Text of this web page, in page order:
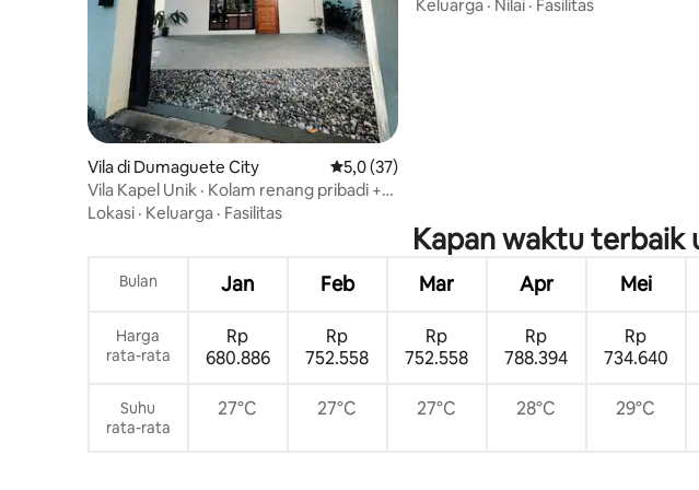
Vila di Dumaguete City Nilai rata-rata 5,0 dari 5, 37 ulasan
5,0 (37)
Vila Kapel Unik · Kolam renang pribadi +
Arkade
Lokasi · Keluarga · Fasilitas
Keluarga · Nilai · Fasilitas
Kapan waktu terbaik
Bulan Jan Feb Mar Apr Mei
Harga
rata-rata
Rp
680.886
Rp
752.558
Rp
752.558
Rp
788.394
Rp
734.640
Suhu
rata-rata
27°C 27°C 27°C 28°C 29°C